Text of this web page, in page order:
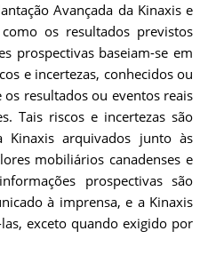
Avançada da Kinaxis e
os resultados previstos
prospectivas baseiam-se em
e incertezas, conhecidos ou
resultados ou eventos reais
Tais riscos e incertezas são
Kinaxis arquivados junto às
mobiliários canadenses e
prospectivas são
à imprensa, e a Kinaxis
exceto quando exigido por